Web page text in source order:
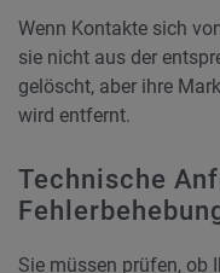
Wenn Kontakte sich
sie nicht aus der
gelöscht, aber ihre
wird entfernt.
Technische
Sie müssen prüfen, ob